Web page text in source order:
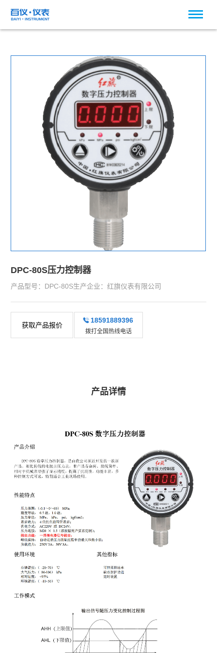
DPC-80S压力控制器
产品型号：DPC-80S生产企业：红旗仪表有限公司
获取产品报价
18591889396
拨打全国热线电话
产品详情